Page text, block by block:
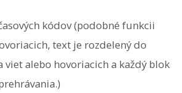
kódov (podobné funkcii
text je rozdelený do
viet alebo hovoriacich a každý blok